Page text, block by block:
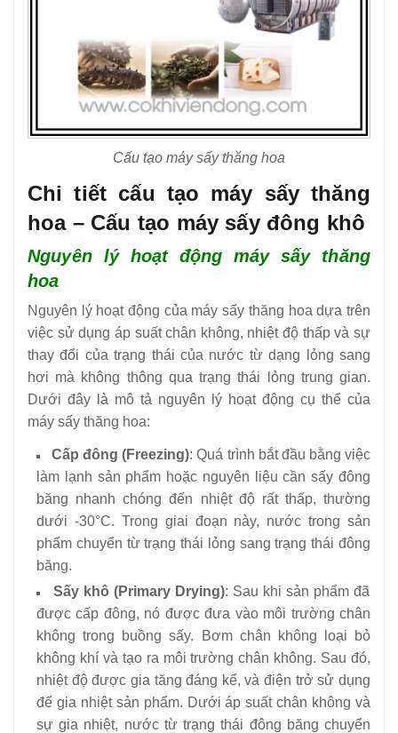
Cấu tạo máy sấy thăng hoa
Chi tiết cấu tạo máy sấy thăng
hoa – Cấu tạo máy sấy đông khô
Nguyên lý hoạt động máy sấy thăng
hoa
Nguyên lý hoạt động của máy sấy thăng hoa dựa trên
việc sử dụng áp suất chân không, nhiệt độ thấp và sự
thay đổi của trạng thái của nước từ dạng lỏng sang
hơi mà không thông qua trạng thái lỏng trung gian.
Dưới đây là mô tả nguyên lý hoạt động cụ thể của
máy sấy thăng hoa:
Cấp đông (Freezing): Quá trình bắt đầu bằng việc
làm lạnh sản phẩm hoặc nguyên liệu cần sấy đông
băng nhanh chóng đến nhiệt độ rất thấp, thường
dưới -30°C. Trong giai đoạn này, nước trong sản
phẩm chuyển từ trạng thái lỏng sang trạng thái đông
băng.
Sấy khô (Primary Drying): Sau khi sản phẩm đã
được cấp đông, nó được đưa vào môi trường chân
không trong buồng sấy. Bơm chân không loại bỏ
không khí và tạo ra môi trường chân không. Sau đó,
nhiệt độ được gia tăng đáng kể, và điện trở sử dụng
để gia nhiệt sản phẩm. Dưới áp suất chân không và
sự gia nhiệt, nước từ trạng thái đông băng chuyển